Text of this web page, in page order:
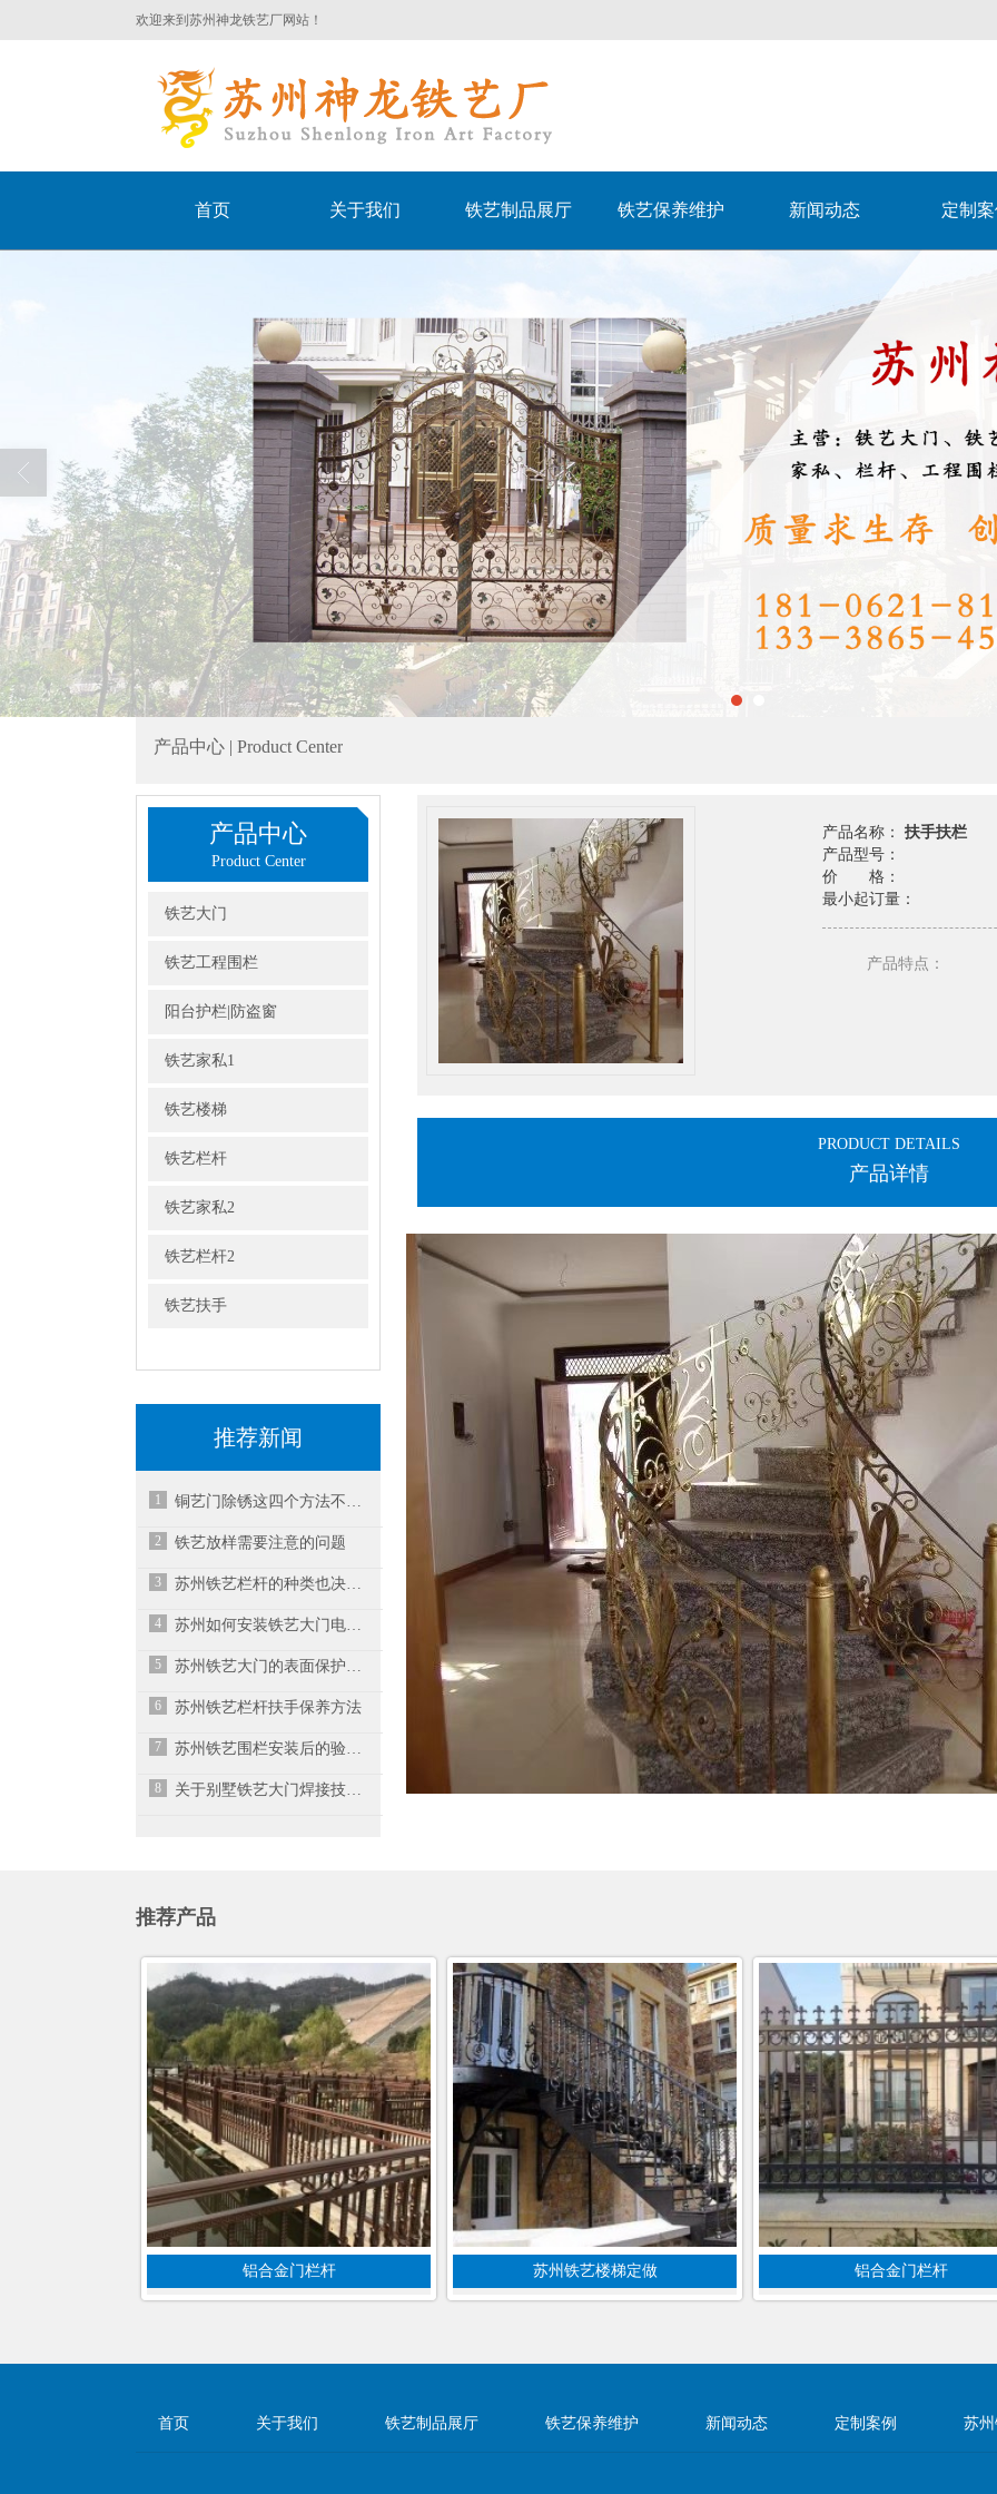
欢迎来到苏州神龙铁艺厂网站！
首页 关于我们 铁艺制品展厅 铁艺保养维护 新闻动态 定制
产品中心 | Product Center
产品中心
Product Center
铁艺大门
铁艺工程围栏
阳台护栏|防盗窗
铁艺家私1
铁艺楼梯
铁艺栏杆
铁艺家私2
铁艺栏杆2
铁艺扶手
推荐新闻
1 铜艺门除锈这四个方法不可采取！
2 铁艺放样需要注意的问题
3 苏州铁艺栏杆的种类也决定了运用领域的不同
4 苏州如何安装铁艺大门电控锁？
5 苏州铁艺大门的表面保护工艺有哪些？
6 苏州铁艺栏杆扶手保养方法
7 苏州铁艺围栏安装后的验收标准
8 关于别墅铁艺大门焊接技术的小知识，你了解多少？
产品名称：扶手扶栏
产品型号：
价 格：
最小起订量：
产品特点：
PRODUCT DETAILS
产品详情
推荐产品
铝合金门栏杆 苏州铁艺楼梯定做 铝合金门栏杆
首页 关于我们 铁艺制品展厅 铁艺保养维护 新闻动态 定制案例 苏